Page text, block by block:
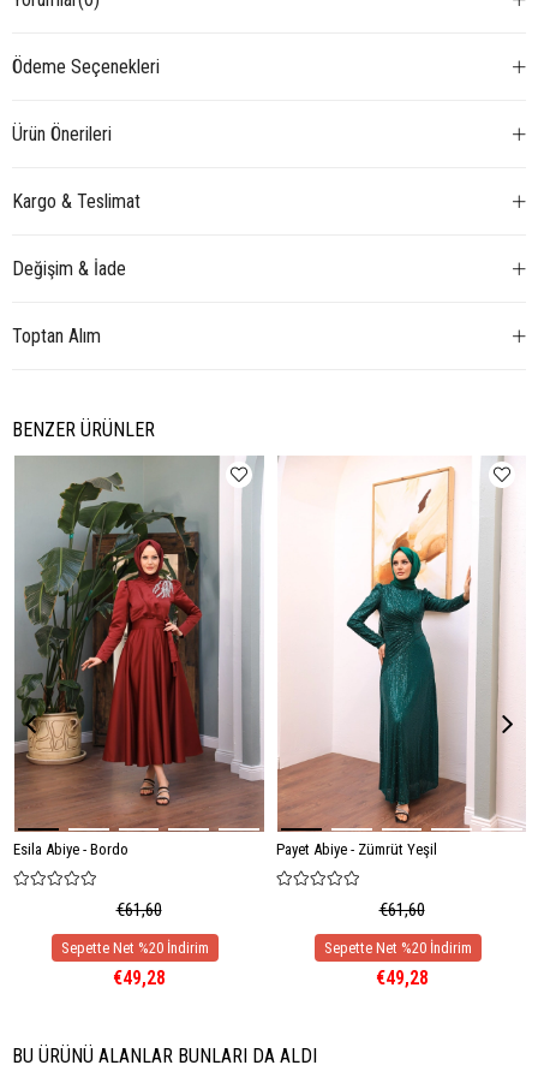
Ödeme Seçenekleri
Ürün Önerileri
Kargo & Teslimat
Değişim & İade
Toptan Alım
BENZER ÜRÜNLER
Esila Abiye - Bordo
€61,60
€49,28
Payet Abiye - Zümrüt Yeşil
€61,60
€49,28
BU ÜRÜNÜ ALANLAR BUNLARI DA ALDI